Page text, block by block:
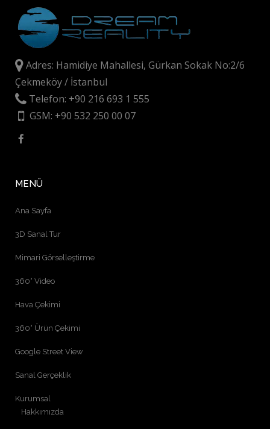
Adres: Hamidiye Mahallesi, Gürkan Sokak No:2/6
Çekmeköy / İstanbul
Telefon: +90 216 693 1 555
GSM: +90 532 250 00 07
MENÜ
Ana Sayfa
3D Sanal Tur
Mimari Görselleştirme
360° Video
Hava Çekimi
360° Ürün Çekimi
Google Street View
Sanal Gerçeklik
Kurumsal
Hakkımızda